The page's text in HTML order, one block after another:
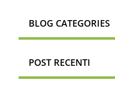
BLOG CATEGORIES
POST RECENTI